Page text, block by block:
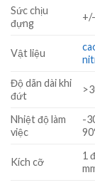
Sức chịu
đựng
Vật liệu
Độ dãn dài khi
đứt
Nhiệt độ làm
việc
-
Kích cỡ
1